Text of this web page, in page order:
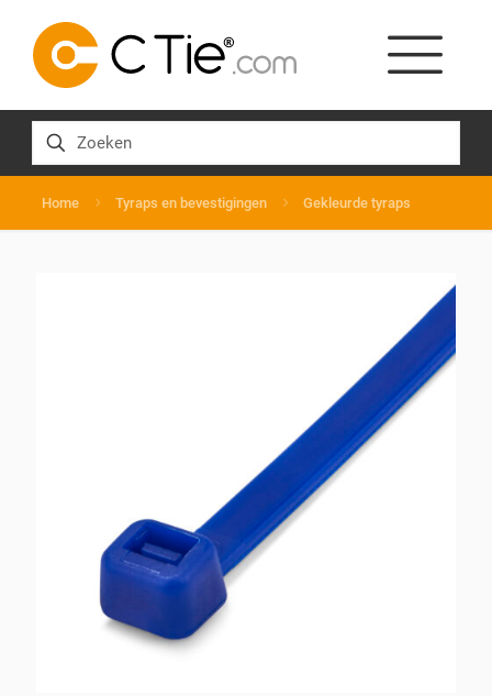
Home Tyraps en bevestigingen Gekleurde tyraps